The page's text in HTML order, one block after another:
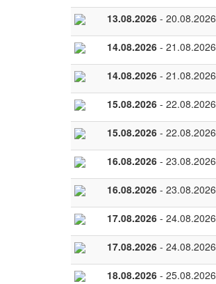
13.08.2026 - 20.08.2026
14.08.2026 - 21.08.2026
14.08.2026 - 21.08.2026
15.08.2026 - 22.08.2026
15.08.2026 - 22.08.2026
16.08.2026 - 23.08.2026
16.08.2026 - 23.08.2026
17.08.2026 - 24.08.2026
17.08.2026 - 24.08.2026
18.08.2026 - 25.08.2026